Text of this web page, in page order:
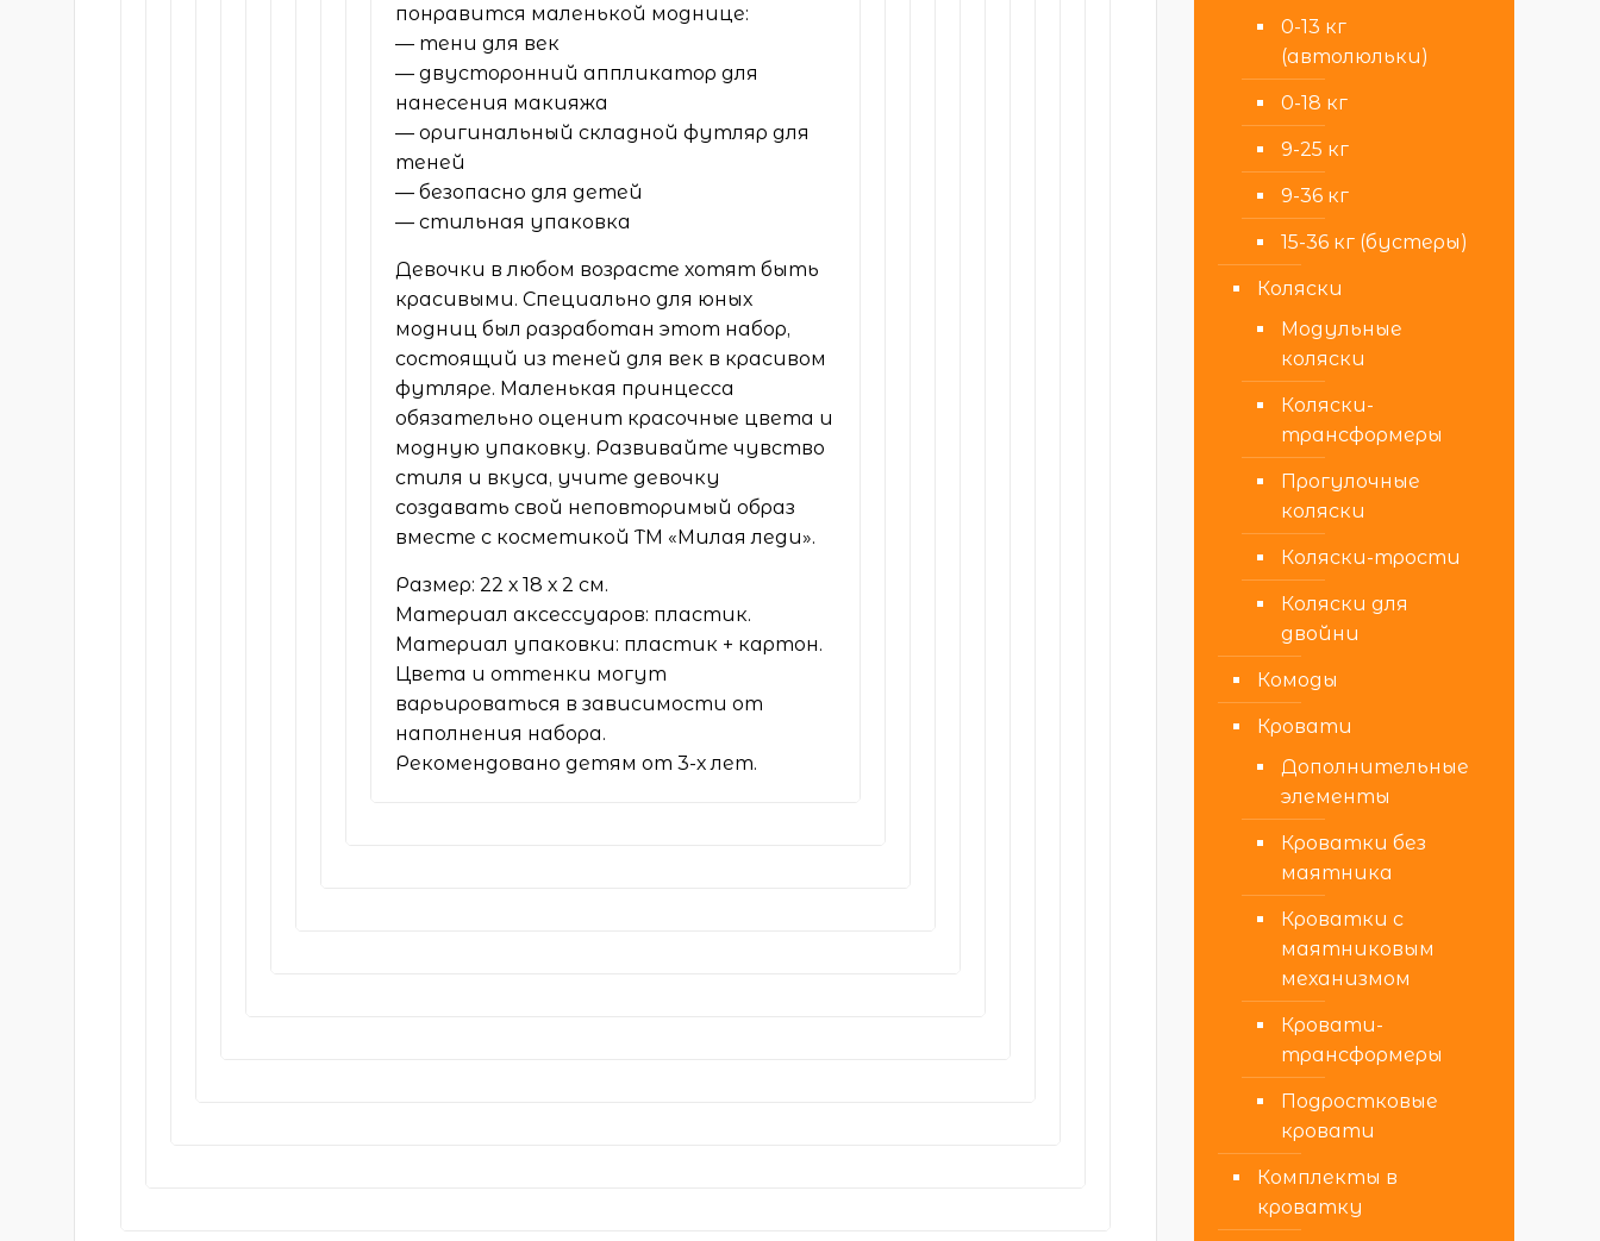
понравится маленькой моднице:
— тени для век
— двусторонний аппликатор для
нанесения макияжа
— оригинальный складной футляр для
теней
— безопасно для детей
— стильная упаковка
Девочки в любом возрасте хотят быть
красивыми. Специально для юных
модниц был разработан этот набор,
состоящий из теней для век в красивом
футляре. Маленькая принцесса
обязательно оценит красочные цвета и
модную упаковку. Развивайте чувство
стиля и вкуса, учите девочку
создавать свой неповторимый образ
вместе с косметикой ТМ «Милая леди».
Размер: 22 х 18 х 2 см.
Материал аксессуаров: пластик.
Материал упаковки: пластик + картон.
Цвета и оттенки могут
варьироваться в зависимости от
наполнения набора.
Рекомендовано детям от 3-х лет.
0-13 кг
(автолюльки)
0-18 кг
9-25 кг
9-36 кг
15-36 кг (бустеры)
Коляски
Модульные
коляски
Коляски-
трансформеры
Прогулочные
коляски
Коляски-трости
Коляски для
двойни
Комоды
Кровати
Дополнительные
элементы
Кроватки без
маятника
Кроватки с
маятниковым
механизмом
Кровати-
трансформеры
Подростковые
кровати
Комплекты в
кроватку